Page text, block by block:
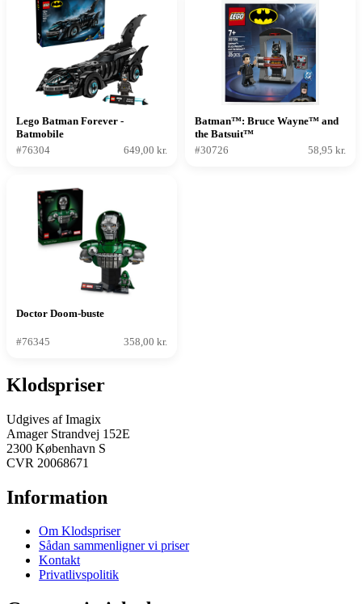
Lego Batman Forever -
Batmobile
#76304
649,00 kr.
Batman™: Bruce Wayne™ and
the Batsuit™
#30726
58,95 kr.
Doctor Doom-buste
#76345 358,00 kr.
Klodspriser
Udgives af Imagix
Amager Strandvej 152E
2300 København S
CVR 20068671
Information
Om Klodspriser
Sådan sammenligner vi priser
Kontakt
Privatlivspolitik